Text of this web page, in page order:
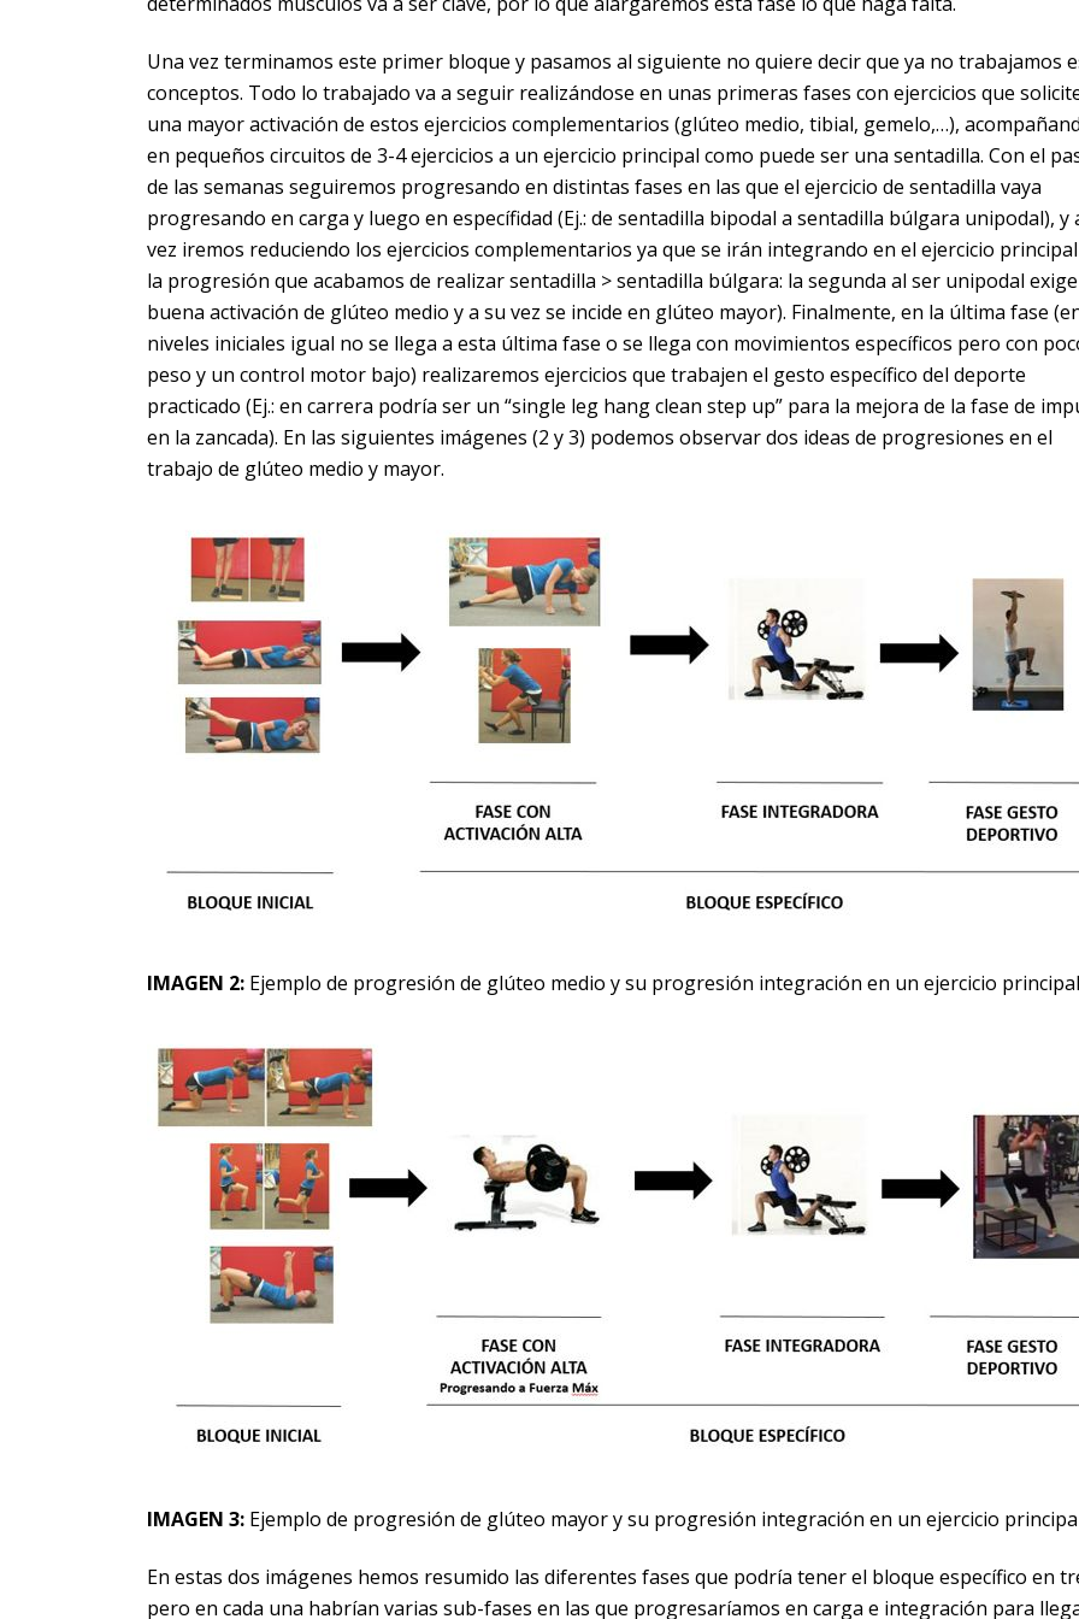
Una vez terminamos este primer bloque y pasamos al siguiente no quiere decir que ya no trabajamos
conceptos. Todo lo trabajado va a seguir realizándose en unas primeras fases con ejercicios que
una mayor activación de estos ejercicios complementarios (glúteo medio, tibial, gemelo,…),
en pequeños circuitos de 3-4 ejercicios a un ejercicio principal como puede ser una sentadilla. Con el
de las semanas seguiremos progresando en distintas fases en las que el ejercicio de sentadilla vaya
progresando en carga y luego en específidad (Ej.: de sentadilla bipodal a sentadilla búlgara unipodal), y
vez iremos reduciendo los ejercicios complementarios ya que se irán integrando en el ejercicio
la progresión que acabamos de realizar sentadilla > sentadilla búlgara: la segunda al ser unipodal exige
buena activación de glúteo medio y a su vez se incide en glúteo mayor). Finalmente, en la última fase
niveles iniciales igual no se llega a esta última fase o se llega con movimientos específicos pero con
peso y un control motor bajo) realizaremos ejercicios que trabajen el gesto específico del deporte
practicado (Ej.: en carrera podría ser un “single leg hang clean step up” para la mejora de la fase de
en la zancada). En las siguientes imágenes (2 y 3) podemos observar dos ideas de progresiones en el
trabajo de glúteo medio y mayor.
IMAGEN 2: Ejemplo de progresión de glúteo medio y su progresión integración en un ejercicio
IMAGEN 3: Ejemplo de progresión de glúteo mayor y su progresión integración en un ejercicio
En estas dos imágenes hemos resumido las diferentes fases que podría tener el bloque específico en
pero en cada una habrían varias sub-fases en las que progresaríamos en carga e integración para